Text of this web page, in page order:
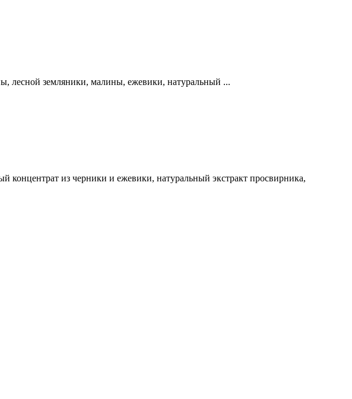
лесной земляники, малины, ежевики, натуральный ...
из черники и ежевики, натуральный экстракт просвирника,